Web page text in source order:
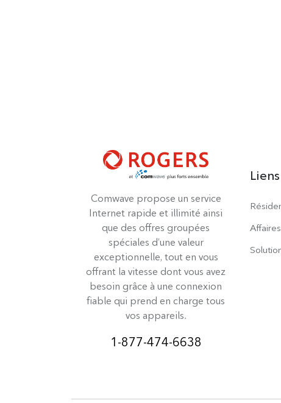
Comwave propose un service
Internet rapide et illimité ainsi
que des offres groupées
spéciales d’une valeur
exceptionnelle, tout en vous
offrant la vitesse dont vous avez
besoin grâce à une connexion
fiable qui prend en charge tous
vos appareils.
1-877-474-6638
Liens
Affaires